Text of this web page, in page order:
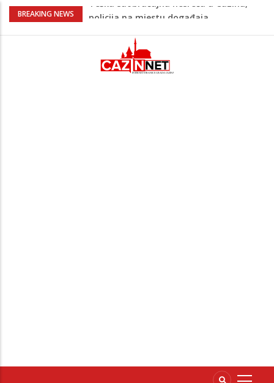
BREAKING NEWS
Ovo je 24-godišnji mladić koji je izgubio
Na Ahiret preselio LJUBIJANKIĆ (Hasan)
Na Ahiret preselio HALILOVIĆ (Smajil)